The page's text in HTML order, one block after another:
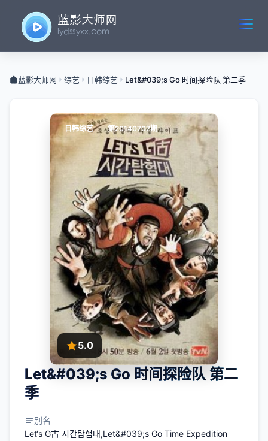
蓝影大师网 综艺 日韩综艺 Let&#039;s Go 时间探险队 第二季
日韩综艺 第20140707期
5.0
Let&#039;s Go 时间探险队 第二
季
别名
Let‘s G古 시간탐험대,Let&#039;s Go Time Expedition